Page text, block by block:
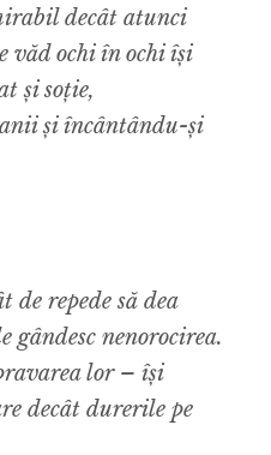
decât atunci
văd ochi în ochi își
și soție,
și încântându-și
de repede să dea
gândesc nenorocirea.
lor – își
decât durerile pe